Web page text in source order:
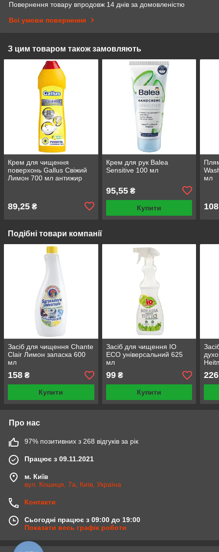
Повернення товару впродовж 14 днів за домовленістю
Всі умови повернення
З цим товаром також замовляють
Крем для чищення
поверхонь Gallus Свіжий
Лимон 700 мл антижир
89,25 ₴
Крем для рук Balea
Sensitive 100 мл
95,55₴
Купити
мл
Подібні товари компанії
Засіб для чищення Chante
Clair Лимон запаска 600
мл
158 ₴
Купити
Засіб для чищення IO
ECO універсальний 625
мл
99₴
Купити
для
226
Про нас
97% позитивних з 268 відгуків за рік
Працює з 09.11.2021
м. Київ
вул. Кошиця, 7а, Київ, Україна
Контакти
Сьогодні працює з 09:00 до 19:00
Показати весь графік роботи